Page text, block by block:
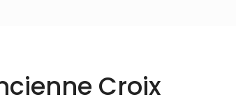
Croix